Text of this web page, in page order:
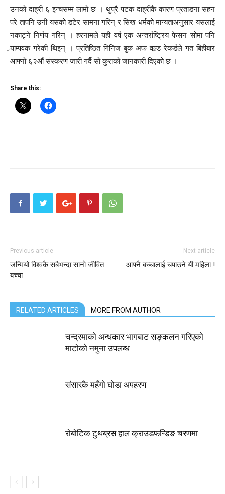
उनको दाह्री ६ इन्चसम्म लामो छ । थुप्रै पटक दाह्रीकै कारण प्रताडना सहन
परे तापनि उनी यसको डटेर सामना गरिन् र सिख धर्मको मान्यताअनुसार यसलाई
नकाट्ने निर्णय गरिन् । हरनामले यही वर्ष एक अन्तर्राष्ट्रिय फेसन सोमा पनि
र्‍याम्पवक गरेकी थिइन् । प्रतिष्ठित गिनिज बुक अफ वल्र्ड रेकर्डले गत बिहीबार
आफ्नो ६२औं संस्करण जारी गर्दै सो कुराको जानकारी दिएको छ ।
Share this:
Previous article
जन्मियो विश्वकै सबैभन्दा सानो जीवित
बच्चा
Next article
आफ्नै बच्चालाई चपाउने यी महिला !
RELATED ARTICLES MORE FROM AUTHOR
चन्द्रमाको अन्धकार भागबाट सङ्कलन गरिएको
माटोको नमुना उपलब्ध
संसारकै महँगो घोडा अपहरण
रोबोटिक टुथब्रस हाल क्राउडफन्डिङ चरणमा